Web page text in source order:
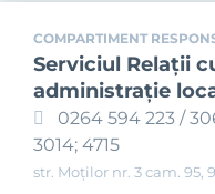
COMPARTIMENT
Serviciul Relaţii
administraţie
0264 594 223 /
3014; 4715
str. Moților nr. 3 cam. 95,